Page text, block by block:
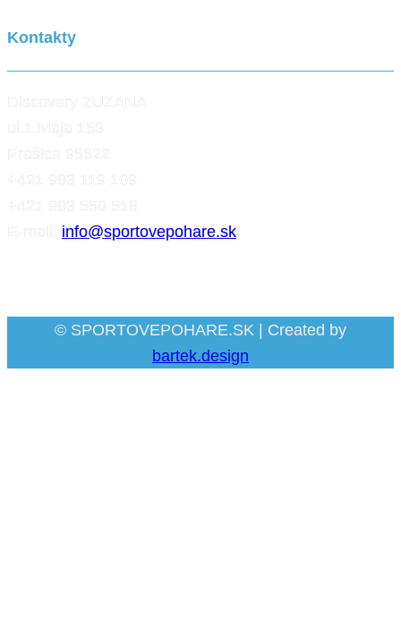
Kontakty
info@sportovepohare.sk
© SPORTOVEPOHARE.SK | Created by
bartek.design